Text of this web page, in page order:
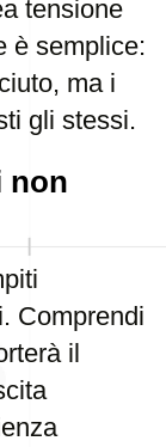
tensione
è semplice:
ma i
gli stessi.
non
Comprendi
il